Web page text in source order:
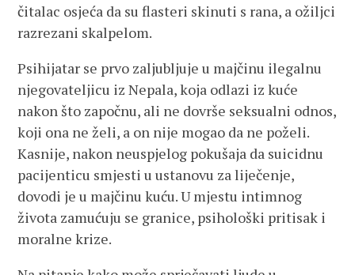
čitalac osjeća da su flasteri skinuti s rana, a ožiljci
razrezani skalpelom.
Psihijatar se prvo zaljubljuje u majčinu ilegalnu
njegovateljicu iz Nepala, koja odlazi iz kuće
nakon što započnu, ali ne dovrše seksualni odnos,
koji ona ne želi, a on nije mogao da ne poželi.
Kasnije, nakon neuspjelog pokušaja da suicidnu
pacijenticu smjesti u ustanovu za liječenje,
dovodi je u majčinu kuću. U mjestu intimnog
života zamućuju se granice, psihološki pritisak i
moralne krize.